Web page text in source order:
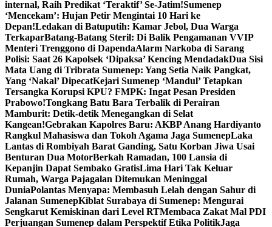
internal, Raih Predikat ‘Teraktif’ Se-Jatim!Sumenep
‘Mencekam’: Hujan Petir Mengintai 10 Hari ke
Depan!Ledakan di Batuputih: Kamar Jebol, Dua Warga
TerkaparBatang-Batang Steril: Di Balik Pengamanan VVIP
Menteri Trenggono di DapendaAlarm Narkoba di Sarang
Polisi: Saat 26 Kapolsek ‘Dipaksa’ Kencing MendadakDua Sisi
Mata Uang di Tribrata Sumenep: Yang Setia Naik Pangkat,
Yang ‘Nakal’ DipecatKejari Sumenep ‘Mandul’ Tetapkan
Tersangka Korupsi KPU? FMPK: Ingat Pesan Presiden
Prabowo!Tongkang Batu Bara Terbalik di Perairan
Mamburit: Detik-detik Menegangkan di Selat
Kangean!Gebrakan Kapolres Baru: AKBP Anang Hardiyanto
Rangkul Mahasiswa dan Tokoh Agama Jaga SumenepLaka
Lantas di Rombiyah Barat Ganding, Satu Korban Jiwa Usai
Benturan Dua MotorBerkah Ramadan, 100 Lansia di
Kepanjin Dapat Sembako GratisLima Hari Tak Keluar
Rumah, Warga Pajagalan Ditemukan Meninggal
DuniaPolantas Menyapa: Membasuh Lelah dengan Sahur di
Jalanan SumenepKiblat Surabaya di Sumenep: Mengurai
Sengkarut Kemiskinan dari Level RTMembaca Zakat Mal PDI
Perjuangan Sumenep dalam Perspektif Etika PolitikJaga